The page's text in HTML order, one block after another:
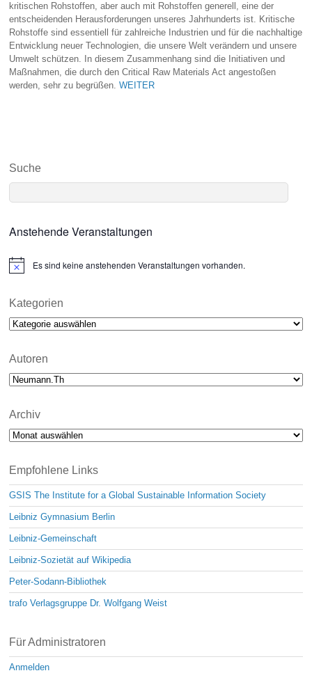
kritischen Rohstoffen, aber auch mit Rohstoffen generell, eine der
entscheidenden Herausforderungen unseres Jahrhunderts ist. Kritische
Rohstoffe sind essentiell für zahlreiche Industrien und für die nachhaltige
Entwicklung neuer Technologien, die unsere Welt verändern und unsere
Umwelt schützen. In diesem Zusammenhang sind die Initiativen und
Maßnahmen, die durch den Critical Raw Materials Act angestoßen
werden, sehr zu begrüßen.WEITER
Suche
Anstehende Veranstaltungen
N
i
e
Es sind keine anstehenden Veranstaltungen vorhanden.
Kategorien
Kategorien
Autoren
Archiv
Archiv
Empfohlene Links
GSIS The Institute for a Global Sustainable Information Society
Leibniz Gymnasium Berlin
Leibniz-Gemeinschaft
Leibniz-Sozietät auf Wikipedia
Peter-Sodann-Bibliothek
trafo Verlagsgruppe Dr. Wolfgang Weist
Für Administratoren
Anmelden